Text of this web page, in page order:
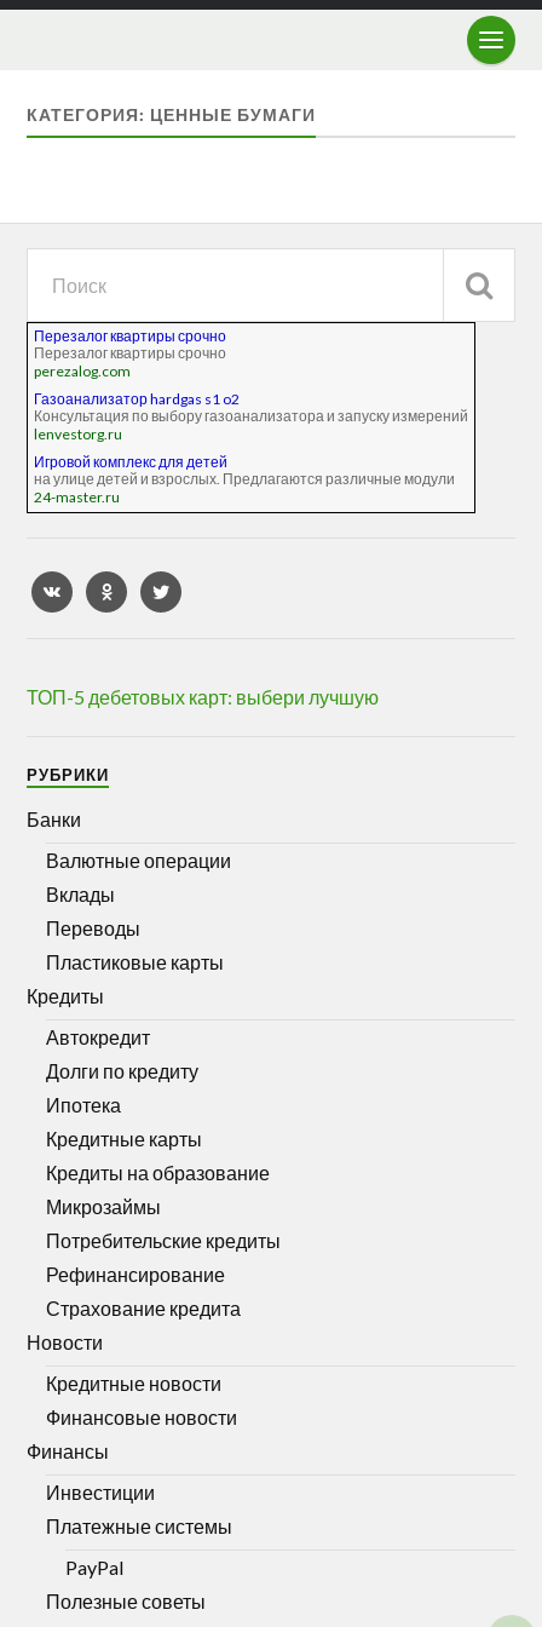
КАТЕГОРИЯ: ЦЕННЫЕ БУМАГИ
Перезалог квартиры срочно
Перезалог квартиры срочно
perezalog.com
Газоанализатор hardgas s1 o2
Консультация по выбору газоанализатора и запуску измерений
lenvestorg.ru
Игровой комплекс для детей
на улице детей и взрослых. Предлагаются различные модули
24-master.ru
ТОП-5 дебетовых карт: выбери лучшую
РУБРИКИ
Банки
Валютные операции
Вклады
Переводы
Пластиковые карты
Кредиты
Автокредит
Долги по кредиту
Ипотека
Кредитные карты
Кредиты на образование
Микрозаймы
Потребительские кредиты
Рефинансирование
Страхование кредита
Новости
Кредитные новости
Финансовые новости
Финансы
Инвестиции
Платежные системы
PayPal
Полезные советы